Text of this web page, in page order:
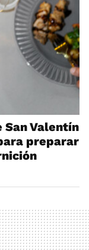
San Valentín
preparar